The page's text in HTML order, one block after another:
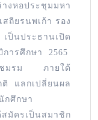
งหอประชุมมหา
ถียรนพเก้า รอง
นประธานเปิด
การศึกษา 2565
มชมรม ภายใต้
ติ แลกเปลี่ยนผล
กศึกษา
ครเป็นสมาชิก